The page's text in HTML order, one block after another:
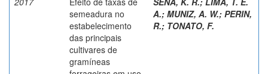
semeadura no
estabelecimento
das principais
cultivares de
gramíneas
A.; MUNIZ, A. W.; PERIN,
R.; TONATO, F.